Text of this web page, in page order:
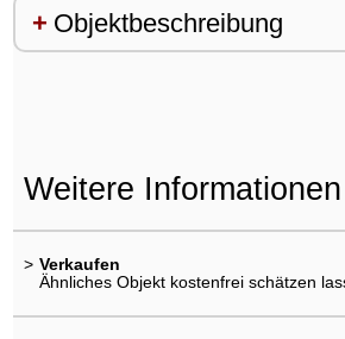
Objektbeschreibung
Weitere Informationen
> Verkaufen
Ähnliches Objekt kostenfrei schätzen